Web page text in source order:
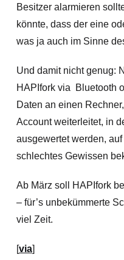
Besitzer alarmieren
könnte, dass der eine
was ja auch im Sinne
Und damit nicht genug:
HAPIfork via Bluetooth
Daten an einen
Account weiterleitet, in
ausgewertet werden,
schlechtes Gewissen
Ab März soll HAPIfork
– für’s unbekümmerte
viel Zeit.
[via]